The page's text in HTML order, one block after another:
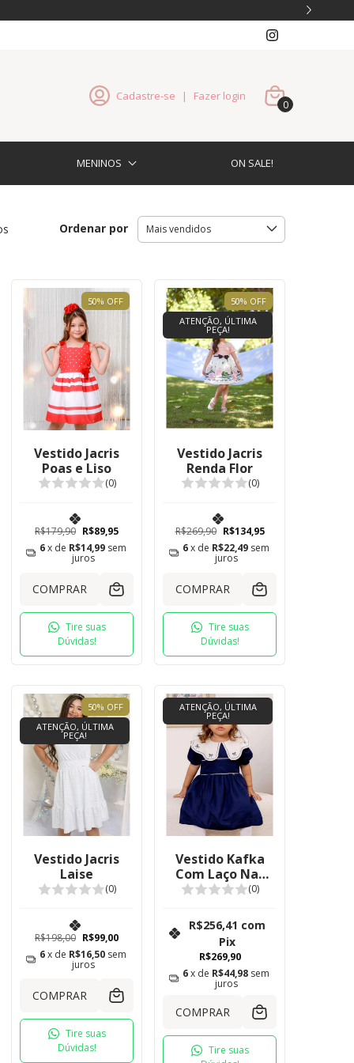
Cadastre-se | Fazer login
0
MENINOS ON SALE!
Ordenar por
50% OFF
Vestido Jacris
Poas e Liso
(0)
R$179,90 R$89,95
6x de R$14,99 sem
juros
COMPRAR
Tire suas
Dúvidas!
50% OFF
ATENÇÃO, ÚLTIMA
PEÇA!
Vestido Jacris
Renda Flor
(0)
R$269,90 R$134,95
6x de R$22,49 sem
juros
COMPRAR
Tire suas
Dúvidas!
50% OFF
ATENÇÃO, ÚLTIMA
PEÇA!
Vestido Jacris
Laise
(0)
R$198,00 R$99,00
6x de R$16,50 sem
juros
COMPRAR
Tire suas
Dúvidas!
ATENÇÃO, ÚLTIMA
PEÇA!
Vestido Kafka
Com Laço Nas
Costas (0)
R$269,90
R$256,41 com
Pix
6x de R$44,98 sem
juros
COMPRAR
Tire suas